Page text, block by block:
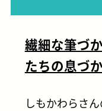
繊細な筆づ
たちの息づ
しもかわらさ